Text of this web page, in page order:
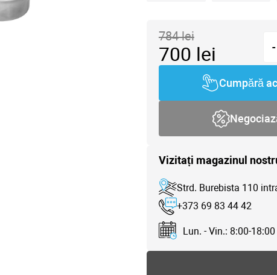
784lei
700 lei -
Cumpără
Vizitați magazinul
Strd. Burebista 110
+373 69 83 44 42
Lun. - Vin.: 8:00-18:00